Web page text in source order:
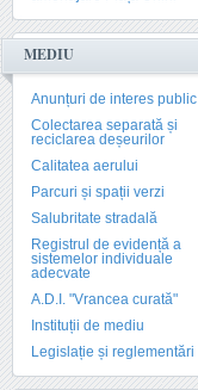
MEDIU
Anunțuri de interes public
Colectarea separată și
reciclarea deșeurilor
Calitatea aerului
Parcuri și spații verzi
Salubritate stradală
Registrul de evidență a
sistemelor individuale
adecvate
A.D.I. "Vrancea curată"
Instituții de mediu
Legislație și reglementări